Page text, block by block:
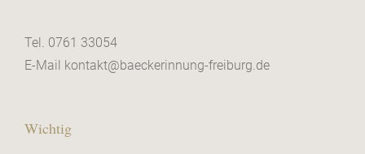
Tel. 0761 33054
E-Mail kontakt@baeckerinnung-freiburg.de
Wichtig